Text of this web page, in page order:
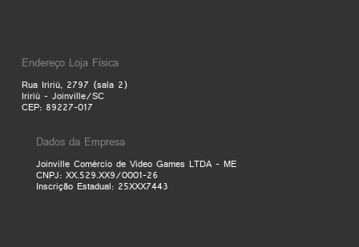
Endereço Loja Física
Rua Iririú, 2797 (sala 2)
Iririú - Joinville/SC
CEP: 89227-017
Dados da Empresa
Joinville Comércio de Video Games LTDA - ME
CNPJ: XX.529.XX9/0001-26
Inscrição Estadual: 25XXX7443